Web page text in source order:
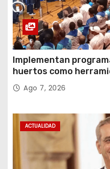
Implementan
huertos como
recuperación y la
Ago 7, 2026
ACTUALIDAD